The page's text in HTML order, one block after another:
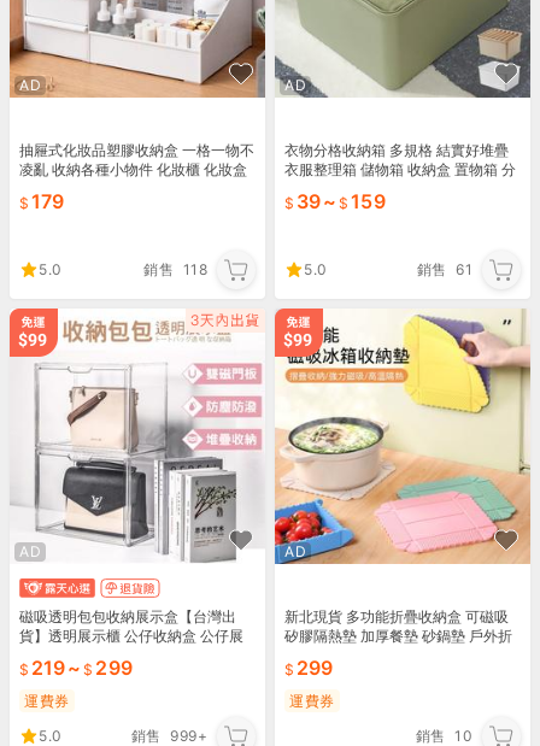
AD
抽屜式化妝品塑膠收納盒 一格一物不
凌亂 收納各種小物件 化妝櫃 化妝盒
家庭百貨
179
5.0 銷售 118
AD
衣物分格收納箱 多規格 結實好堆疊
衣服整理箱 儲物箱 收納盒 置物箱 分
家庭百貨
39~ 159
5.0 銷售 61
AD
磁吸透明包包收納展示盒【台灣出
貨】透明展示櫃 公仔收納盒 公仔展
P056T P074
219~ 299
運費券
5.0
銷售 999+
AD
新北現貨 多功能折疊收納盒 可磁吸
矽膠隔熱墊 加厚餐墊 砂鍋墊 戶外折
299
運費券
銷售 10